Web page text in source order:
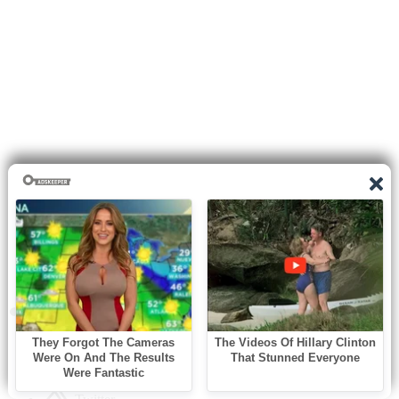
0 shares
Facebook